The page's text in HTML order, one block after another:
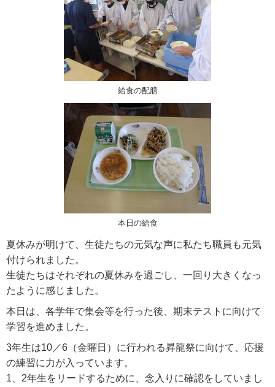
給食の配膳
本日の給食
夏休みが明けて、生徒たちの元気な声に私たち職員も元気
付けられました。
生徒たちはそれぞれの夏休みを過ごし、一回り大きくなっ
たように感じました。
本日は、各学年で集会等を行った後、期末テストに向けて
学習を進めました。
3年生は10／6（金曜日）に行われる昇龍祭に向けて、応援
の練習に力が入っています。
1、2年生をリードするために、念入りに確認をしていまし